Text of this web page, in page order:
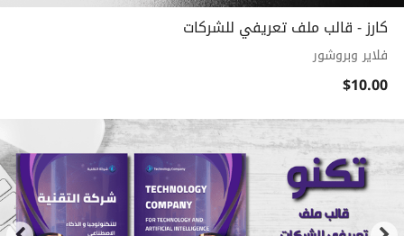
كارز - قالب ملف تعريفي للشركات
فلاير وبروشور
$10.00